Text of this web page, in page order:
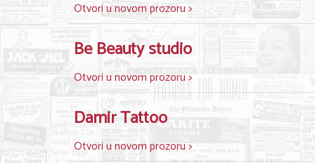
Otvori u novom prozoru >
Be Beauty studio
Otvori u novom prozoru >
Damir Tattoo
Otvori u novom prozoru >